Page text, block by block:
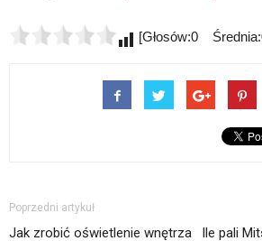
[Głosów:0
Poprzedni artykuł
Jak zrobić oświetlenie wnętrza Ile pali